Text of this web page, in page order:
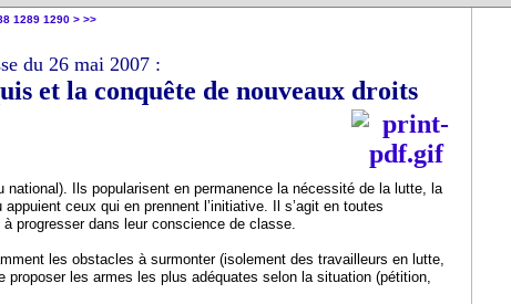
1289 1290 1300
1400
> >>
du 26 mai 2007 :
et la conquête de nouveaux droits
Ils popularisent en permanence la nécessité de la lutte, la
ceux qui en prennent l’initiative. Il s’agit en toutes
progresser dans leur conscience de classe.
les obstacles à surmonter (isolement des travailleurs en lutte,
les armes les plus adéquates selon la situation (pétition,